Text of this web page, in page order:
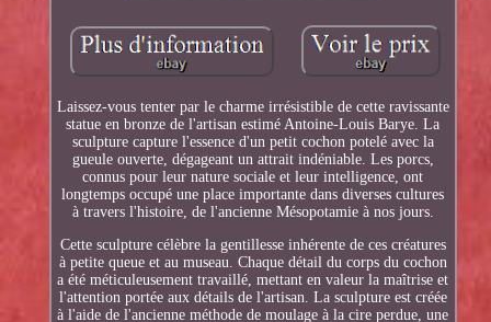
Laissez-vous tenter par le charme irrésistible de cette ravissante
statue en bronze de l'artisan estimé Antoine-Louis Barye. La
sculpture capture l'essence d'un petit cochon potelé avec la
gueule ouverte, dégageant un attrait indéniable. Les porcs,
connus pour leur nature sociale et leur intelligence, ont
longtemps occupé une place importante dans diverses cultures
à travers l'histoire, de l'ancienne Mésopotamie à nos jours.
Cette sculpture célèbre la gentillesse inhérente de ces créatures
à petite queue et au museau. Chaque détail du corps du cochon
a été méticuleusement travaillé, mettant en valeur la maîtrise et
l'attention portée aux détails de l'artisan. La sculpture est créée
à l'aide de l'ancienne méthode de moulage à la cire perdue, une